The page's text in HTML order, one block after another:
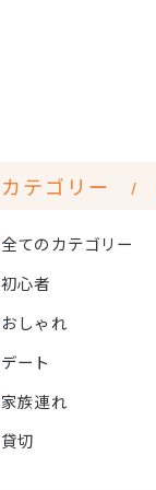
カテゴリー
全てのカテゴリー
初心者
おしゃれ
デート
家族連れ
貸切